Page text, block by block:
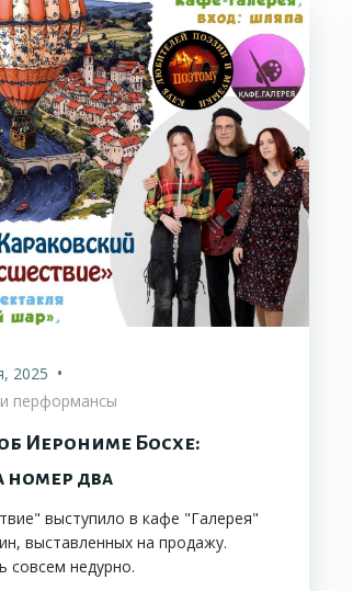
2025 •
перформансы
Иерониме Босхе:
номер два
выступило в кафе "Галерея"
выставленных на продажу.
совсем недурно.